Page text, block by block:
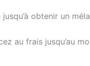
obtenir un
au frais jusqu’au